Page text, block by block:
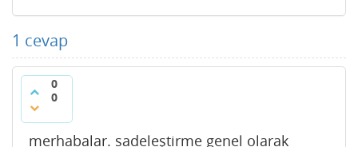
1 cevap
0
0
merhabalar. sadeleştirme genel olarak